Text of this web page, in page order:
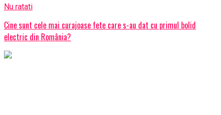
Nu ratati
Cine sunt cele mai curajoase fete care s-au dat cu primul bolid
electric din România?